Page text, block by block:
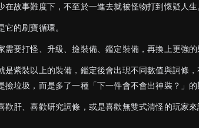
在故事難度下，不至於一進去就被怪物打到懷疑人生
的刷寶循環。
需要打怪、升級、撿裝備、鑑定裝備，再換上更強的
是紫裝以上的裝備，鑑定後會出現不同數值與詞條
撿垃圾，而是多了一種「下一件會不會出神裝？」的
歡肝、喜歡研究詞條，或是喜歡無雙式清怪的玩家